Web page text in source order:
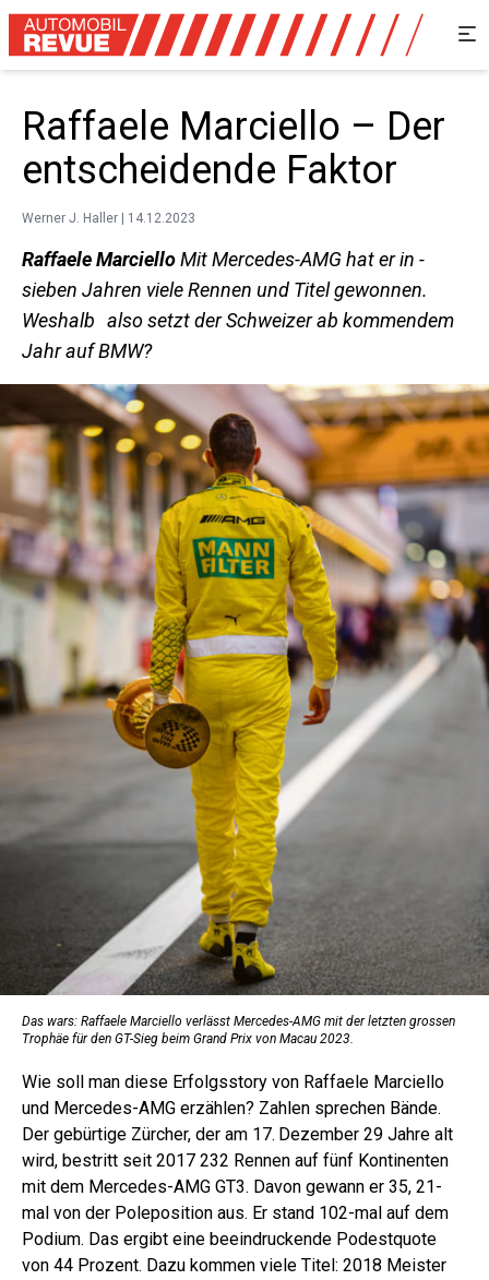
Raffaele Marciello – Der
entscheidende Faktor
Werner J. Haller | 14.12.2023
Raffaele MarcielloMit Mercedes-AMG hat er in ­
sieben Jahren viele Rennen und Titel gewonnen.
Weshalb also setzt der Schweizer ab kommendem
Jahr auf BMW?
Das wars: Raffaele Marciello verlässt Mercedes-AMG mit der letzten grossen
Trophäe für den GT-Sieg beim Grand Prix von Macau 2023.
Wie soll man diese Erfolgsstory von Raffaele Marciello
und Mercedes-AMG erzählen? Zahlen sprechen Bände.
Der gebürtige Zürcher, der am 17. Dezember 29 Jahre alt
wird, bestritt seit 2017 232 Rennen auf fünf Kontinenten
mit dem Mercedes-AMG GT3. Davon gewann er 35, 21-
mal von der Poleposition aus. Er stand 102-mal auf dem
Podium. Das ergibt eine beeindruckende Podestquote
von 44 Prozent. Dazu kommen viele Titel: 2018 Meister